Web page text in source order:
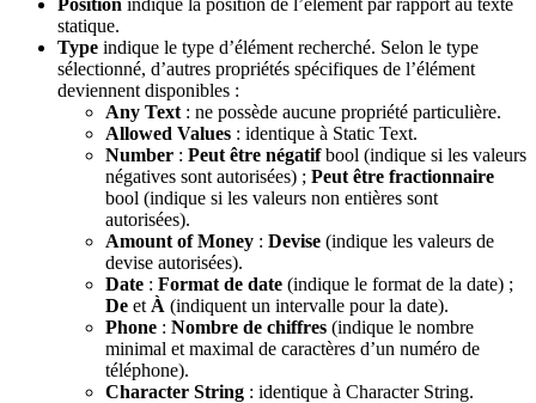
statique.
Type indique le type d’élément recherché. Selon le type
sélectionné, d’autres propriétés spécifiques de l’élément
deviennent disponibles :
Any Text : ne possède aucune propriété particulière.
Allowed Values : identique à Static Text.
Number : Peut être négatifbool (indique si les valeurs
négatives sont autorisées) ; Peut être fractionnaire
bool (indique si les valeurs non entières sont
autorisées).
Amount of Money : Devise (indique les valeurs de
devise autorisées).
Date : Format de date (indique le format de la date) ;
De et À (indiquent un intervalle pour la date).
Phone : Nombre de chiffres (indique le nombre
minimal et maximal de caractères d’un numéro de
téléphone).
Character String : identique à Character String.